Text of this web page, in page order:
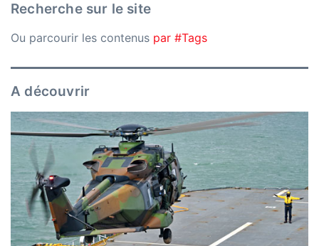
Recherche sur le site
Ou parcourir les contenus par #Tags
A découvrir